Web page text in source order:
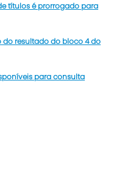
títulos é prorrogado para
resultado do bloco 4 do
para consulta